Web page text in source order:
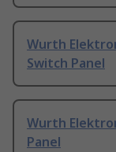
Wurth
Switch Panel
Wurth
Panel